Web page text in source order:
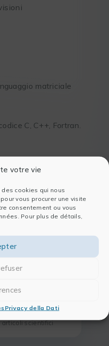
votre vie
cookies qui nous
vous procurer une visite
consentement ou vous
Pour plus de détails,
Privacy della Dati
matriciale
C, C++, Fortran.
in
ha
di uno dei
Il
(Dehon) |
articoli scientifici